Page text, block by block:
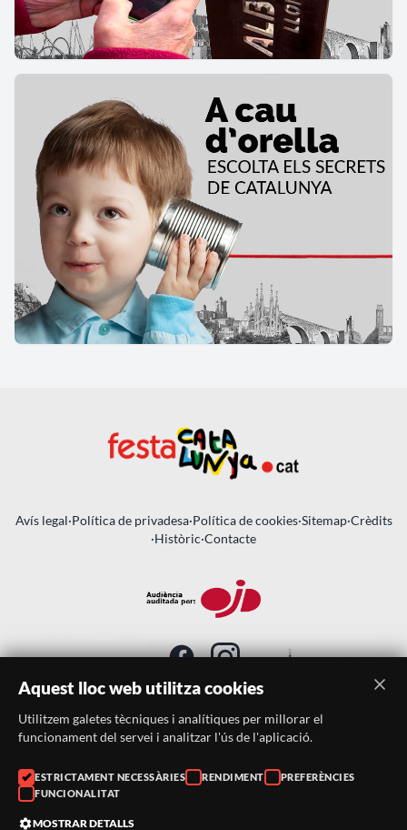
Avís legal·Política de privadesa·Política de cookies·Sitemap·Crèdits
·Històric·Contacte
SUBSCRIU-TE AL BUTLLETÍ
Telèfon:
938046359
Correu:
Aquest lloc web utilitza cookies
Utilitzem galetes tècniques i analítiques per millorar el
funcionament del servei i analitzar l'ús de l'aplicació.
ESTRICTAMENT NECESSÀRIES RENDIMENT
PREFERÈNCIES
FUNCIONALITAT
MOSTRAR DETALLS